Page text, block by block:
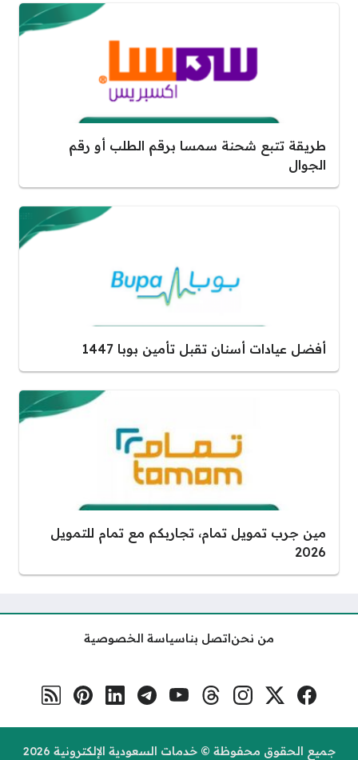
طريقة تتبع شحنة سمسا برقم الطلب أو رقم
الجوال
أفضل عيادات أسنان تقبل تأمين بوبا 1447
مين جرب تمويل تمام، تجاربكم مع تمام للتمويل
2026
من نحناتصل بناسياسة الخصوصية
مواقع التواصل فيسبوكمنصة إكسإنستغرامثريدسيوتيوبتلغراملينكد إنبنترست
رابط RSS
جميع الحقوق محفوظة © خدمات السعودية الإلكترونية 2026